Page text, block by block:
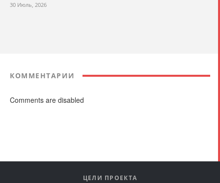
30 Июль, 2026
КОММЕНТАРИИ
Comments are disabled
ЦЕЛИ ПРОЕКТА